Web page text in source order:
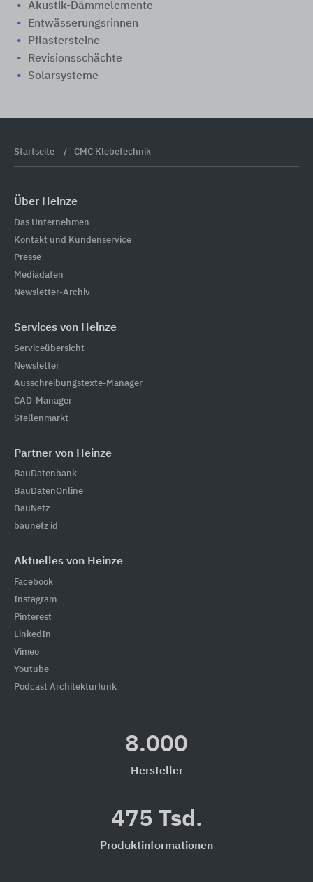
Akustik-Dämmelemente
Entwässerungsrinnen
Pflastersteine
Revisionsschächte
Solarsysteme
Startseite CMC Klebetechnik
Über Heinze
Das Unternehmen
Kontakt und Kundenservice
Presse
Mediadaten
Newsletter-Archiv
Services von Heinze
Serviceübersicht
Newsletter
Ausschreibungstexte-Manager
CAD-Manager
Stellenmarkt
Partner von Heinze
BauDatenbank
BauDatenOnline
BauNetz
baunetz id
Aktuelles von Heinze
Facebook
Instagram
Pinterest
LinkedIn
Vimeo
Youtube
Podcast Architekturfunk
8.000
Hersteller
475 Tsd.
Produktinformationen